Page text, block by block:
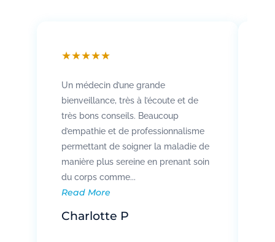
★★★★★
Un médecin d’une grande
bienveillance, très à l’écoute et de
très bons conseils. Beaucoup
d’empathie et de professionnalisme
permettant de soigner la maladie de
manière plus sereine en prenant soin
du corps comme...
Read More
Charlotte P